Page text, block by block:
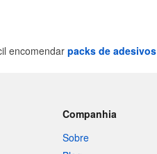
encomendar packs de adesivos
Companhia
Sobre